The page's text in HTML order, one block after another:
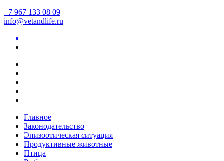
+7 967 133 08 09
info@vetandlife.ru
Главное
Законодательство
Эпизоотическая ситуация
Продуктивные животные
Птица